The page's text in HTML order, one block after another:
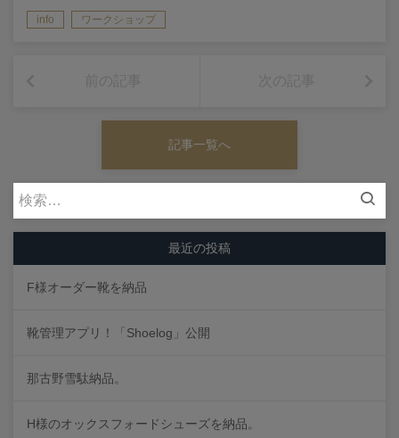
ーに加わりました。 ちょっとしたお出
かけにピッタリのレザーサコッシュ♪ サ
info ワークショップ
記事一覧へ
検
最近の投稿
F様オーダー靴を納品
靴管理アプリ！「Shoelog」公開
那古野雪駄納品。
H様のオックスフォードシューズを納品。